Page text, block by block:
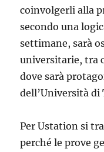
coinvolgerli alla
secondo una
settimane, sarà
universitarie, tra
dove sarà
dell’Università di
Per Ustation si
perché le prove